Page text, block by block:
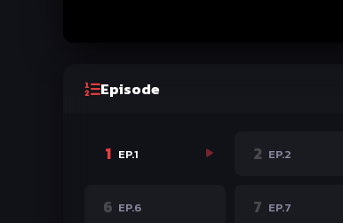
Episode
1 EP.1 2 EP.2
6 EP.6 7 EP.7